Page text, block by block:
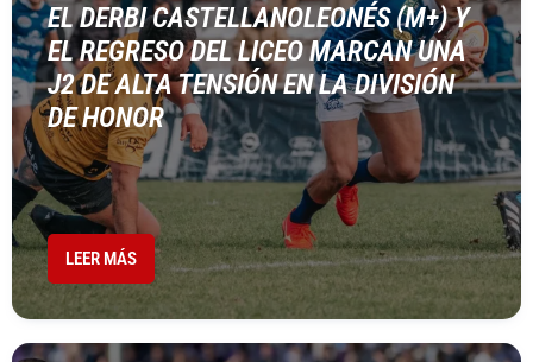
EL DERBI CASTELLANOLEONÉS (M+) Y
EL REGRESO DEL LICEO MARCAN UNA
J2 DE ALTA TENSIÓN EN LA DIVISIÓN
DE HONOR
LEER MÁS